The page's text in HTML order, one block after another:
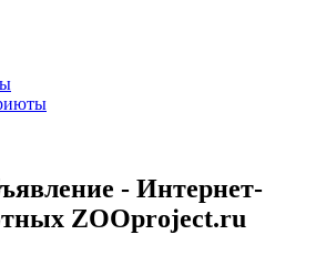
- Интернет-
ZOOproject.ru